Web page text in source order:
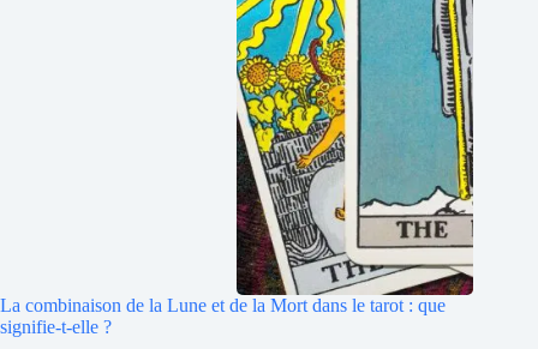
La combinaison de la Lune et de la Mort dans le tarot : que
signifie-t-elle ?